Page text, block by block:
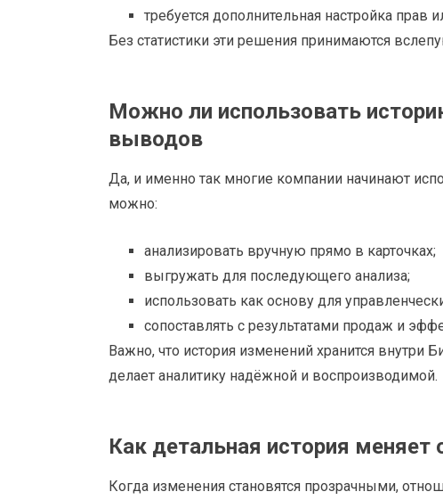
требуется дополнительная настройка прав
Без статистики эти решения принимаются
Можно ли использовать
выводов
Да, и именно так многие компании начинают
можно:
анализировать вручную прямо в карточках;
выгружать для последующего анализа;
использовать как основу для
сопоставлять с результатами продаж и
Важно, что история изменений хранится внутри
делает аналитику надёжной и воспроизводимой.
Как детальная история
Когда изменения становятся прозрачными,